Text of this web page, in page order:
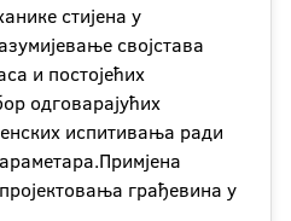
стијена у
својстава
и постојећих
одговарајућих
испитивања ради
грађевина у